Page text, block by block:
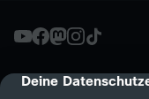
cmp-dialog-
Deine
a
n